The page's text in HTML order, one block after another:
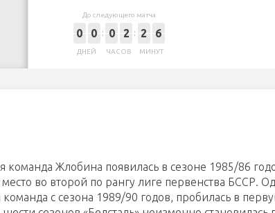
До следующего матча
0 0
ДНЕЙ
0 2
ЧАСОВ
2 6
МИНУТ
Жлобина появилась в сезоне 1985/86
во второй по рангу лиге первенства БССР.
с сезона 1989/90 годов, пробилась в